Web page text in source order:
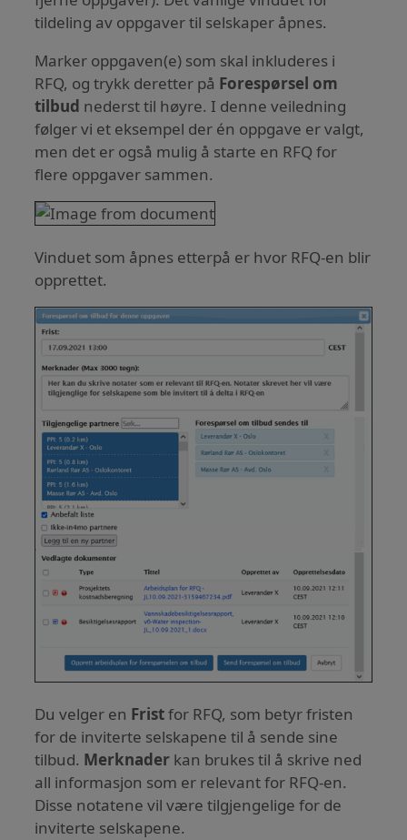
tildeling av oppgaver til selskaper åpnes.
Marker oppgaven(e) som skal inkluderes i
RFQ, og trykk deretter på Forespørsel om
tilbud nederst til høyre. I denne veiledning
følger vi et eksempel der én oppgave er valgt,
men det er også mulig å starte en RFQ for
flere oppgaver sammen.
Vinduet som åpnes etterpå er hvor RFQ-en blir
opprettet.
Du velger en Fristfor RFQ, som betyr fristen
for de inviterte selskapene til å sende sine
tilbud. Merknader kan brukes til å skrive ned
all informasjon som er relevant for RFQ-en.
Disse notatene vil være tilgjengelige for de
inviterte selskapene.